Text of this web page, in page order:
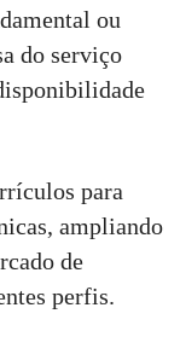
ou
do serviço
para
ampliando
de
perfis.